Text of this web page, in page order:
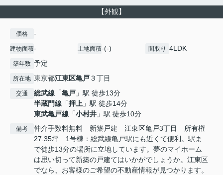
【外観】
価格 -
建物面積- 土地面積-(-) 間取り 4LDK
築年数 予定
所在地 東京都江東区亀戸３丁目
交通 総武線 「亀戸 」駅 徒歩13分
半蔵門線 「押上 」駅 徒歩14分
東武亀戸線 「小村井 」駅 徒歩10分
備考
仲介手数料無料 新築戸建 江東区亀戸3丁目 所有権
27.35坪 1号棟：総武線亀戸駅にも近くて便利。駅ま
で徒歩13分の場所に立地しています。夢のマイホーム
は思い切って新築の戸建てはいかがでしょうか。江東区
でなら、お客様のご希望の不動産情報が見つかります。